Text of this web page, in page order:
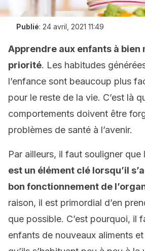
Publié: 24 avril, 2021 11:49
Apprendre aux enfants à bien
priorité. Les habitudes
l’enfance sont beaucoup plus
pour le reste de la vie. C’est là
comportements doivent être
problèmes de santé à l’avenir.
Par ailleurs, il faut souligner que
est un élément clé lorsqu’il
bon fonctionnement de
raison, il est primordial d’en
que possible. C’est pourquoi, il
enfants de nouveaux aliments